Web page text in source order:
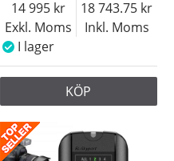
Exkl. Moms
14 995
Inkl. Moms
18 743.75
I lager
KÖP